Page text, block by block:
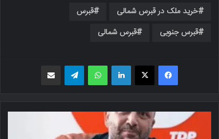
خرید ملک در قبرس شمالی
قبرس
قبرس جنوبی
قبرس شمالی
فیسبوک X لینکدین واتس اپ